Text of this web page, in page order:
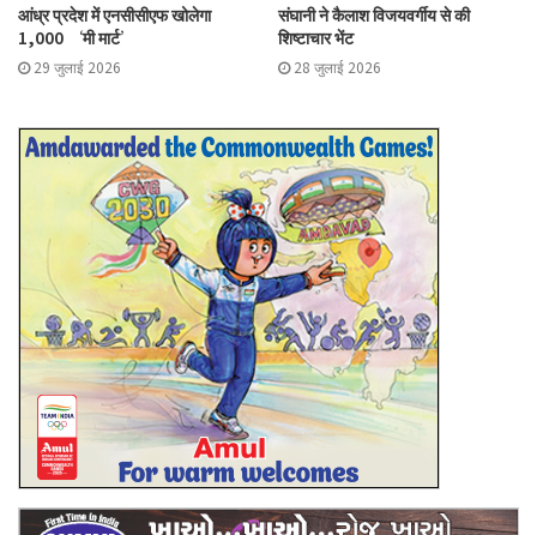
आंध्र प्रदेश में एनसीसीएफ खोलेगा
1,000 ‘मी मार्ट’
29 जुलाई 2026
संघानी ने कैलाश विजयवर्गीय से की
शिष्टाचार भेंट
28 जुलाई 2026